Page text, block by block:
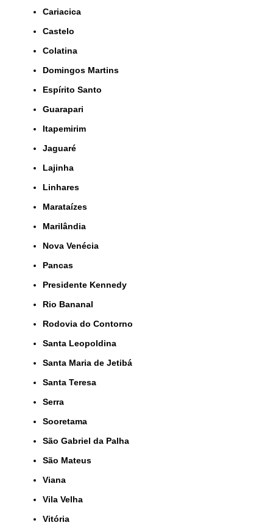
Cariacica
Castelo
Colatina
Domingos Martins
Espírito Santo
Guarapari
Itapemirim
Jaguaré
Lajinha
Linhares
Marataízes
Marilândia
Nova Venécia
Pancas
Presidente Kennedy
Rio Bananal
Rodovia do Contorno
Santa Leopoldina
Santa Maria de Jetibá
Santa Teresa
Serra
Sooretama
São Gabriel da Palha
São Mateus
Viana
Vila Velha
Vitória